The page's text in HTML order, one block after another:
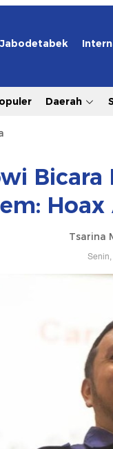
Jabodetabek
Daerah
Tsarina